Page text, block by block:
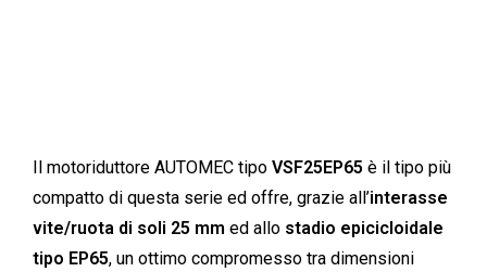
Il motoriduttore AUTOMEC tipo VSF25EP65 è il tipo più
compatto di questa serie ed offre, grazie all’interasse
vite/ruota di soli 25 mm ed allo stadio epicicloidale
tipo EP65, un ottimo compromesso tra dimensioni